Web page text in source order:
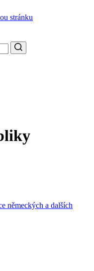
německých a dalších